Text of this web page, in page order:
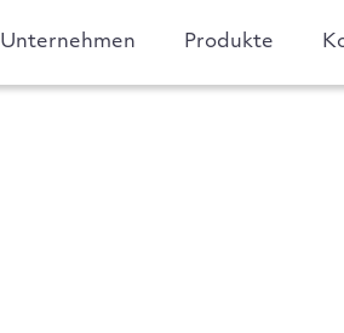
Unternehmen Produkte